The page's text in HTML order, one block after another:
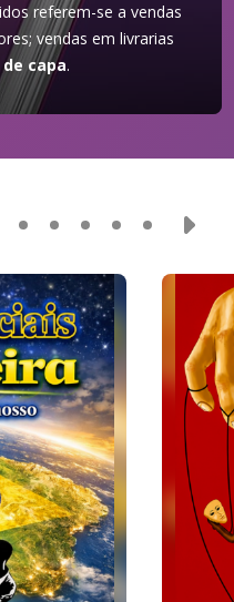
referem-se a vendas
vendas em livrarias
capa.